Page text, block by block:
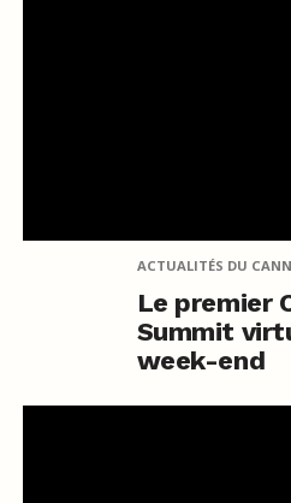
ACTUALITÉS DU
Le premier
Summit
week-end